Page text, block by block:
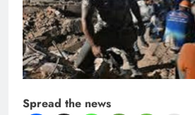
Spread the news